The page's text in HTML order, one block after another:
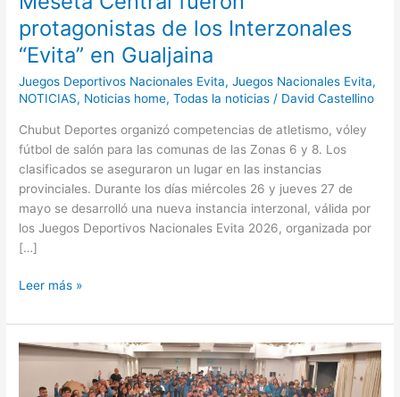
protagonistas de los Interzonales
“Evita” en Gualjaina
Juegos Deportivos Nacionales Evita,Juegos Nacionales Evita,
NOTICIAS, Noticias home,Todas la noticias / David Castellino
Chubut Deportes organizó competencias de atletismo, vóley
fútbol de salón para las comunas de las Zonas 6 y 8. Los
clasificados se aseguraron un lugar en las instancias
provinciales. Durante los días miércoles 26 y jueves 27 de
mayo se desarrolló una nueva instancia interzonal, válida por
los Juegos Deportivos Nacionales Evita 2026, organizada por
[…]
“Evita”
en
Gualjaina
Leer más »
Chubut